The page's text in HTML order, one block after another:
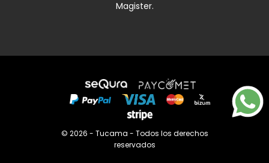
Magister.
© 2026 - Tucama - Todos los derechos
reservados